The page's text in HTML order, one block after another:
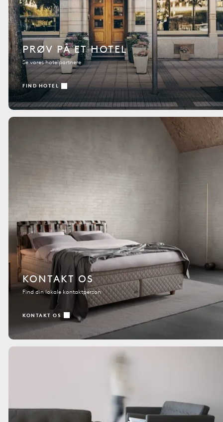
PRØV PÅ ET HOTEL
Se vores hotelpartnere
FIND HOTEL
KONTAKT OS
Find din lokale kontaktperson
KONTAKT OS